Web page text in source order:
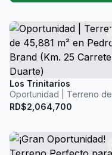
Los Trinitarios
Oportunidad | Terreno de
45,881 m² en Pedro Brand
RD$2,064,700